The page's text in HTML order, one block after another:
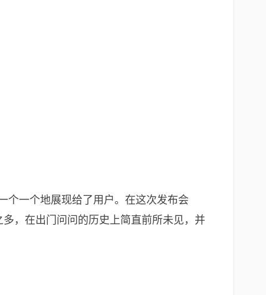
个一个地展现给了用户。在这次发布会
，在出门问问的历史上简直前所未见，并